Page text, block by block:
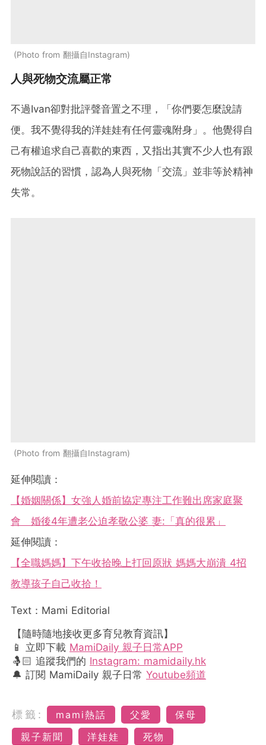
Photo from 翻攝自Instagram
人與死物交流屬正常
不過Ivan卻對批評聲音置之不理，「你們要怎麼說請
便。我不覺得我的洋娃娃有任何靈魂附身」。他覺得自
己有權追求自己喜歡的東西，又指出其實不少人也有跟
死物說話的習慣，認為人與死物「交流」並非等於精神
失常。
Photo from 翻攝自Instagram
延伸閱讀：
【婚姻關係】女強人婚前協定專注工作難出席家庭聚
會 婚後4年遭老公迫孝敬公婆 妻:「真的很累」
延伸閱讀：
【全職媽媽】下午收拾晚上打回原狀 媽媽大崩潰 4招
教導孩子自己收拾！
Text：Mami Editorial
【隨時隨地接收更多育兒教育資訊】
📱 立即下載 MamiDaily 親子日常APP
🤱🏻 追蹤我們的 Instagram: mamidaily.hk
🔔 訂閱 MamiDaily 親子日常 Youtube頻道
標籤: mami熱話 父愛
保母
親子新聞
洋娃娃 死物